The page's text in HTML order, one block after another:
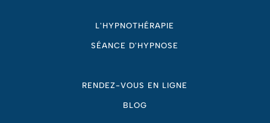
L'HYPNOTHÉRAPIE
SÉANCE D'HYPNOSE
RENDEZ-VOUS EN LIGNE
BLOG